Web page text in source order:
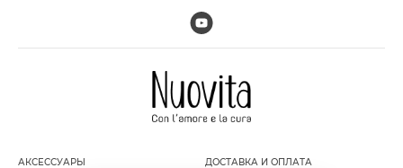
АКСЕССУАРЫ ДОСТАВКА И ОПЛАТА